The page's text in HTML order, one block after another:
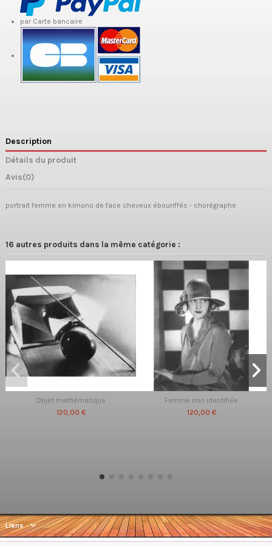
par Carte bancaire
Description
Détails du produit
Avis(0)
portrait femme en kimono de face cheveux ébouriffés - chorégraphe
16 autres produits dans la même catégorie :
Objet mathématique
120,00 €
Femme non identifiée
120,00 €
Liens